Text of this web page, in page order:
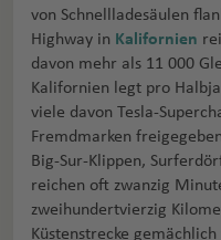
von Schnellladesäulen
Highway in Kalifornien
davon mehr als 11 000
Kalifornien legt pro
viele davon Tesla-
Fremdmarken
Big-Sur-Klippen,
reichen oft zwanzig
zweihundertvierzig
Küstenstrecke